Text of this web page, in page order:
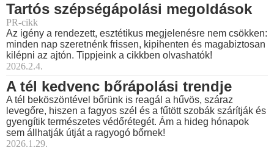
Tartós szépségápolási megoldások
PR-cikk
Az igény a rendezett, esztétikus megjelenésre nem csökken:
minden nap szeretnénk frissen, kipihenten és magabiztosan
kilépni az ajtón. Tippjeink a cikkben olvashatók!
2026.2.4.
A tél kedvenc bőrápolási trendje
A tél beköszöntével bőrünk is reagál a hűvös, száraz
levegőre, hiszen a fagyos szél és a fűtött szobák szárítják és
gyengítik természetes védőrétegét. Ám a hideg hónapok
sem állhatják útját a ragyogó bőrnek!
2026.1.29.